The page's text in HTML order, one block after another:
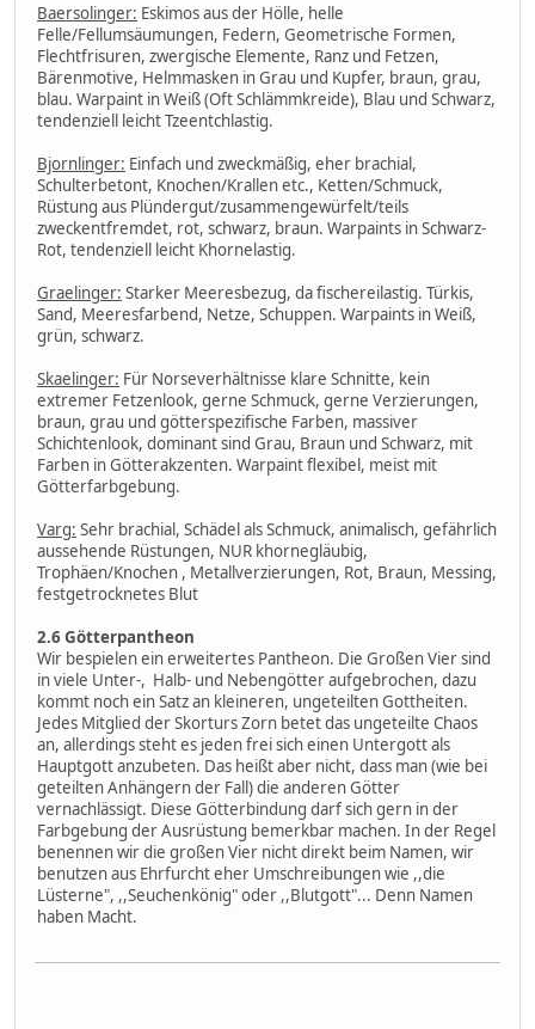
Baersolinger: Eskimos aus der Hölle, helle
Felle/Fellumsäumungen, Federn, Geometrische Formen,
Flechtfrisuren, zwergische Elemente, Ranz und Fetzen,
Bärenmotive, Helmmasken in Grau und Kupfer, braun, grau,
blau. Warpaint in Weiß (Oft Schlämmkreide), Blau und Schwarz,
tendenziell leicht Tzeentchlastig.
Bjornlinger: Einfach und zweckmäßig, eher brachial,
Schulterbetont, Knochen/Krallen etc., Ketten/Schmuck,
Rüstung aus Plündergut/zusammengewürfelt/teils
zweckentfremdet, rot, schwarz, braun. Warpaints in Schwarz-
Rot, tendenziell leicht Khornelastig.
Graelinger: Starker Meeresbezug, da fischereilastig. Türkis,
Sand, Meeresfarbend, Netze, Schuppen. Warpaints in Weiß,
grün, schwarz.
Skaelinger: Für Norseverhältnisse klare Schnitte, kein
extremer Fetzenlook, gerne Schmuck, gerne Verzierungen,
braun, grau und götterspezifische Farben, massiver
Schichtenlook, dominant sind Grau, Braun und Schwarz, mit
Farben in Götterakzenten. Warpaint flexibel, meist mit
Götterfarbgebung.
Varg: Sehr brachial, Schädel als Schmuck, animalisch, gefährlich
aussehende Rüstungen, NUR khornegläubig,
Trophäen/Knochen , Metallverzierungen, Rot, Braun, Messing,
festgetrocknetes Blut
2.6 Götterpantheon
Wir bespielen ein erweitertes Pantheon. Die Großen Vier sind
in viele Unter-, Halb- und Nebengötter aufgebrochen, dazu
kommt noch ein Satz an kleineren, ungeteilten Gottheiten.
Jedes Mitglied der Skorturs Zorn betet das ungeteilte Chaos
an, allerdings steht es jeden frei sich einen Untergott als
Hauptgott anzubeten. Das heißt aber nicht, dass man (wie bei
geteilten Anhängern der Fall) die anderen Götter
vernachlässigt. Diese Götterbindung darf sich gern in der
Farbgebung der Ausrüstung bemerkbar machen. In der Regel
benennen wir die großen Vier nicht direkt beim Namen, wir
benutzen aus Ehrfurcht eher Umschreibungen wie ,,die
Lüsterne", ,,Seuchenkönig" oder ,,Blutgott"... Denn Namen
haben Macht.